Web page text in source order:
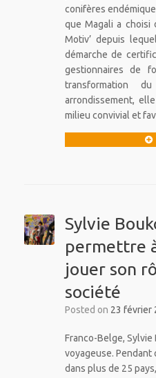
conifères
que Magali a choisi
Motiv’ depuis
démarche de
gestionnaires de
transformation
arrondissement,
milieu convivial et
Sylvie
permettre
jouer son
société
Posted on 23 février
Franco-Belge,
voyageuse. Pendant
dans plus de 25